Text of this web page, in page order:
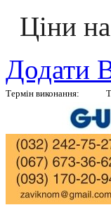
Ціни
Додати
Термін виконання:
Вікон в білому кольорі
Натурального
на штучний камінь, |
|